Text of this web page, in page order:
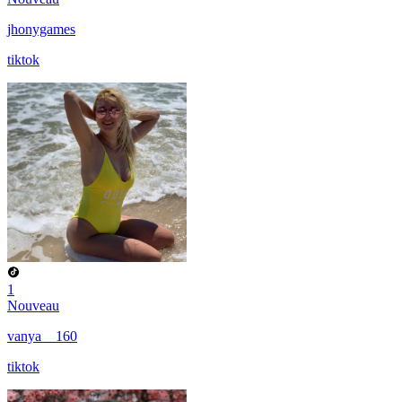
jhonygames
tiktok
1
Nouveau
vanya__160
tiktok